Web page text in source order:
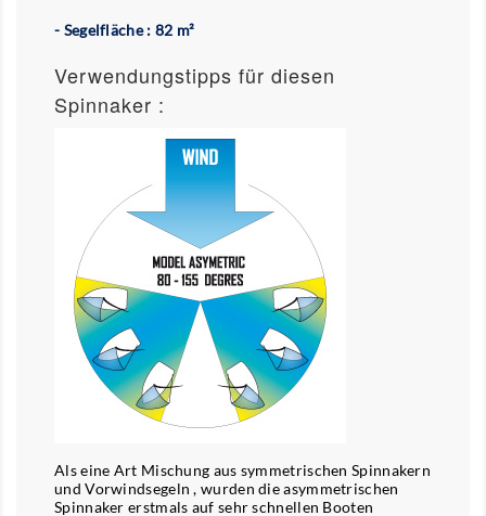
- Segelfläche : 82 m²
Verwendungstipps für diesen
Spinnaker :
Als eine Art Mischung aus symmetrischen Spinnakern
und Vorwindsegeln , wurden die asymmetrischen
Spinnaker erstmals auf sehr schnellen Booten